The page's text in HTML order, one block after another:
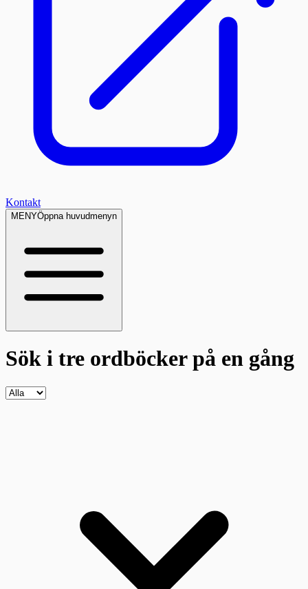
Kontakt
MENYÖppna huvudmenyn
Sök i tre ordböckerpå en gång